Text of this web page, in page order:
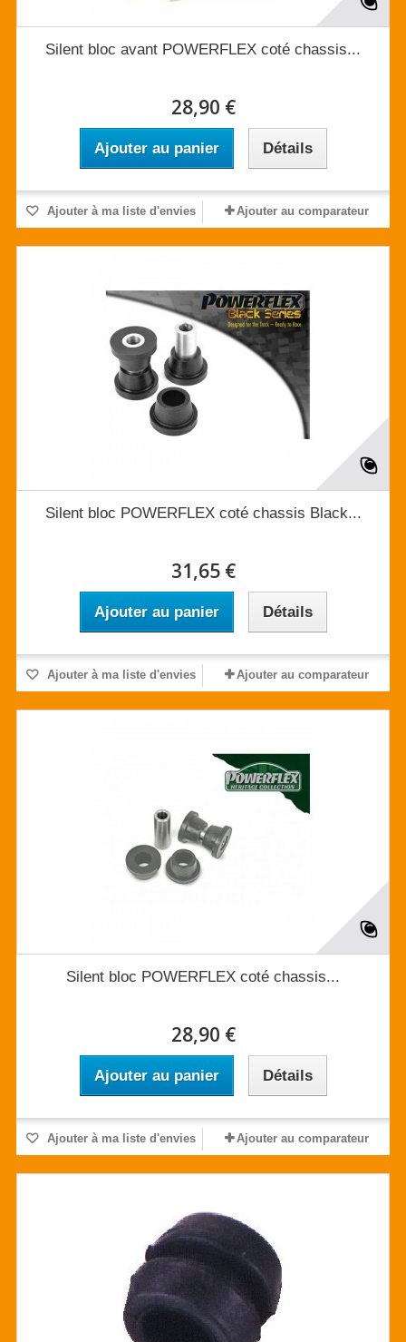
Silent bloc avant POWERFLEX coté chassis...
28,90 €
Ajouter au panier Détails
Ajouter à ma liste d'envies Ajouter au comparateur
Silent bloc POWERFLEX coté chassis Black...
31,65 €
Ajouter au panier Détails
Ajouter à ma liste d'envies Ajouter au comparateur
Silent bloc POWERFLEX coté chassis...
28,90 €
Ajouter au panier Détails
Ajouter à ma liste d'envies Ajouter au comparateur